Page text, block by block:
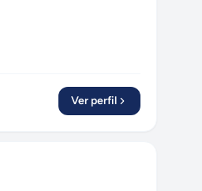
Ver perfil